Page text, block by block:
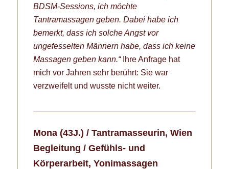
BDSM-Sessions, ich möchte
Tantramassagen geben. Dabei habe ich
bemerkt, dass ich solche Angst vor
ungefesselten Männern habe, dass ich keine
Massagen geben kann.“ Ihre Anfrage hat
mich vor Jahren sehr berührt: Sie war
verzweifelt und wusste nicht weiter.
Mona (43J.) / Tantramasseurin, Wien
Begleitung / Gefühls- und
Körperarbeit, Yonimassagen